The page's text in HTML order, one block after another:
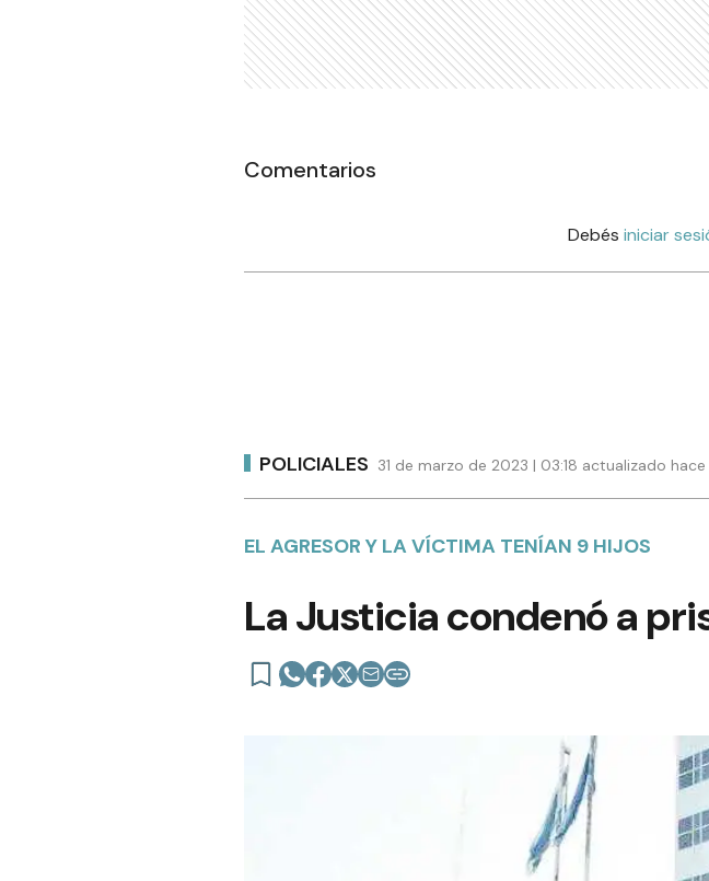
Comentarios
Debés iniciar
POLICIALES 31 de marzo de 2023 | 03:18 actualizado
EL AGRESOR Y LA VÍCTIMA TENÍAN 9 HIJOS
La Justicia condenó a